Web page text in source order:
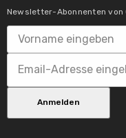
max. 20 W
Schutzklasse:
Schutzklasse II
Tauschbarkeit:
1 Lichtquelle ist
Newsletter-Abonnenten von
Anmelden